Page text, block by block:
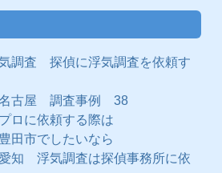
調査 探偵に浮気調査を依頼す
古屋 調査事例 38
ロに依頼する際は
田市でしたいなら
知 浮気調査は探偵事務所に依